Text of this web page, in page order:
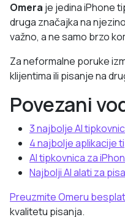
Omera je jedina iPhone
druga značajka na
važno, a ne samo brzo
Za neformalne poruke
klijentima ili pisanje na
Povezani
3 najbolje AI
4 najbolje aplikacije
AI tipkovnica za
Najbolji AI alati za
Preuzmite Omeru
kvalitetu pisanja.